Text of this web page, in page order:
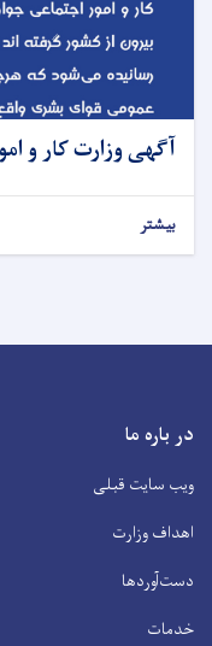
آگهی وزارت کار و
بیشتر
در باره ما
ویب سایت قبلی
اهداف وزارت
دست‌آوردها
خدمات